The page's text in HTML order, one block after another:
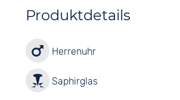
Produktdetails
Herrenuhr
Saphirglas